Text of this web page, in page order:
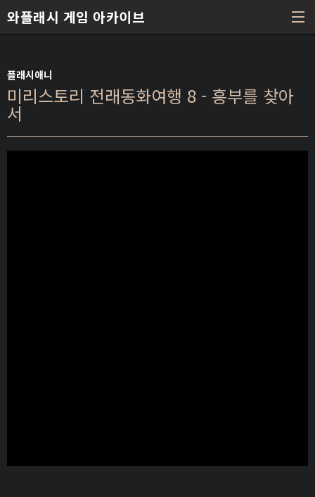
와플래시 게임 아카이브
플래시애니
미리스토리 전래동화여행 8 - 흥부를 찾아
서